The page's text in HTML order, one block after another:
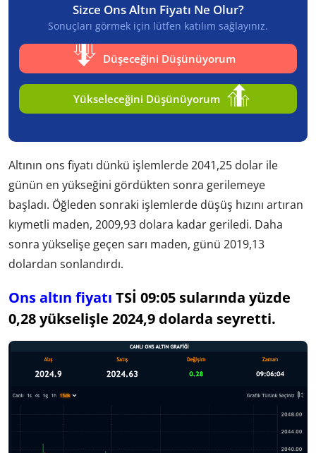
Sizce Ons Altın Fiyatı Ne Olur?
Sonuçları görmek için lütfen katılım sağlayınız.
Düşeceğini Düşünüyorum
Yükseleceğini Düşünüyorum
Altının ons fiyatı dünkü işlemlerde 2041,25 dolar ile
günün en yükseğini gördükten sonra gerilemeye
başladı. Öğleden sonraki işlemlerde düşüş hızını artıran
kıymetli maden, 2009,93 dolara kadar geriledi. Daha
sonra yükselişe geçen sarı maden, günü 2019,13
dolardan sonlandırdı.
Ons altın fiyatı TSİ 09:05 sularında yüzde
0,28 yükselişle 2024,9 dolarda seyretti.